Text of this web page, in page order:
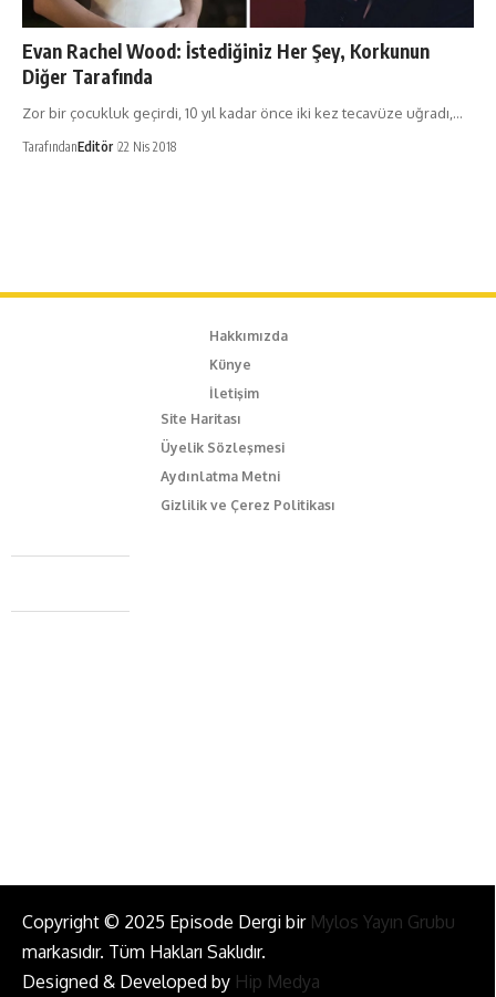
Evan Rachel Wood: İstediğiniz Her Şey, Korkunun
Diğer Tarafında
Zor bir çocukluk geçirdi, 10 yıl kadar önce iki kez tecavüze uğradı,…
TarafındanEditör 22 Nis 2018
Hakkımızda
Künye
İletişim
Site Haritası
Üyelik Sözleşmesi
Aydınlatma Metni
Gizlilik ve Çerez Politikası
Caferağa Mah. Dr. Şakir Paşa Sok. No3/A Kadıköy İstanbul
+90 543 345 46 00
Copyright © 2025 Episode Dergi bir Mylos Yayın Grubu
markasıdır. Tüm Hakları Saklıdır.
Designed & Developed by Hip Medya